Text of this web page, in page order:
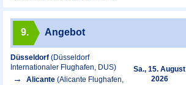
9. Angebot
Düsseldorf (Düsseldorf
Internationaler Flughafen, DUS)
Alicante (Alicante Flughafen,
Sa., 15. August
2026